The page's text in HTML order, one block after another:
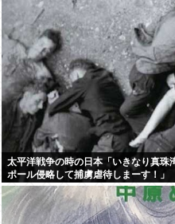
太平洋戦争の時の日本「いきなり真珠
ポール侵略して捕虜虐待しまーす！」